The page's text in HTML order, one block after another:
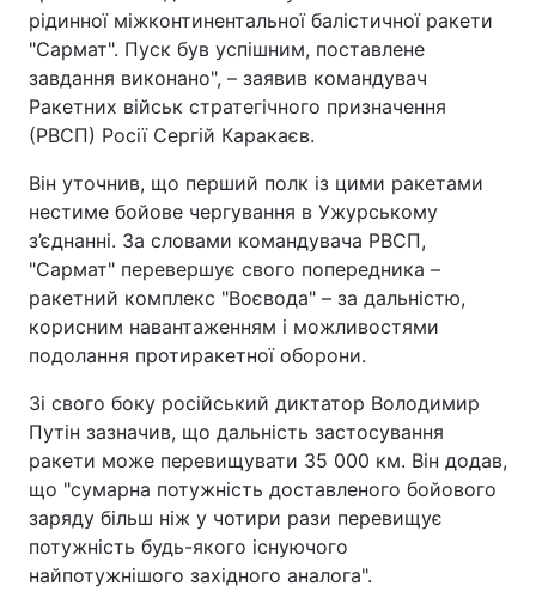
рідинної міжконтинентальної балістичної ракети
"Сармат". Пуск був успішним, поставлене
завдання виконано", – заявив командувач
Ракетних військ стратегічного призначення
(РВСП) Росії Сергій Каракаєв.
Він уточнив, що перший полк із цими ракетами
нестиме бойове чергування в Ужурському
з’єднанні. За словами командувача РВСП,
"Сармат" перевершує свого попередника –
ракетний комплекс "Воєвода" – за дальністю,
корисним навантаженням і можливостями
подолання протиракетної оборони.
Зі свого боку російський диктатор Володимир
Путін зазначив, що дальність застосування
ракети може перевищувати 35 000 км. Він додав,
що "сумарна потужність доставленого бойового
заряду більш ніж у чотири рази перевищує
потужність будь-якого існуючого
найпотужнішого західного аналога".